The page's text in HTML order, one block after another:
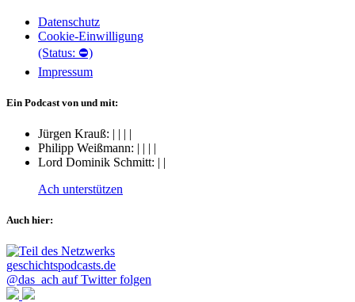
Datenschutz
Cookie-Einwilligung
(Status: ⛔)
Impressum
Ein Podcast von und mit:
Jürgen Krauß: | | | |
Philipp Weißmann: | | | |
Lord Dominik Schmitt: | |
Ach unterstützen
Auch hier:
@das_ach auf Twitter folgen